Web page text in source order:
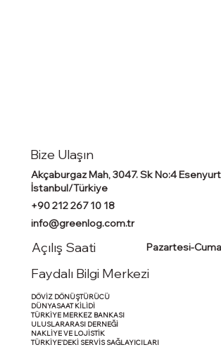
Bize Ulaşın
Akçaburgaz Mah, 3047. Sk No:4 Esenyurt
İstanbul/Türkiye
+90 212 267 10 18
info@greenlog.com.tr
Açılış Saati Pazartesi-
Faydalı Bilgi Merkezi
DÖVİZ DÖNÜŞTÜRÜCÜ
DÜNYASAAT KİLİDİ
TÜRKİYE MERKEZ BANKASI
ULUSLARARASI DERNEĞİ
NAKLİYE VE LOJİSTİK
TÜRKİYE'DEKİ SERVİS SAĞLAYICILARI